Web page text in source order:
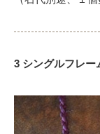
3 シングルフレー